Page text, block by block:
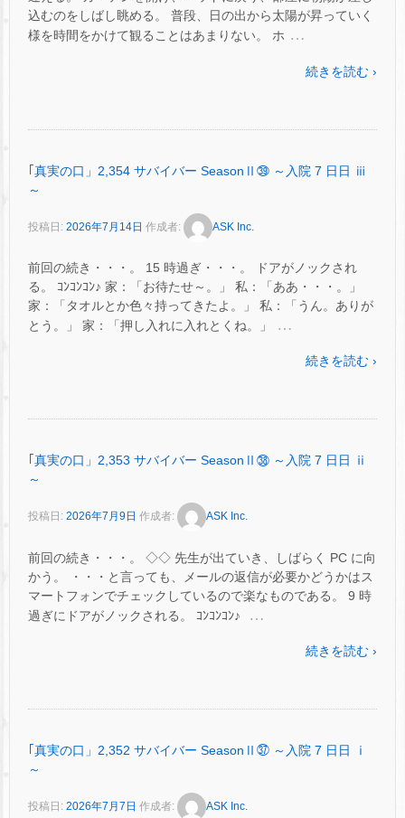
込むのをしばし眺める。 普段、日の出から太陽が昇っていく
様を時間をかけて観ることはあまりない。 ホ …
続きを読む ›
｢真実の口」2,354 サバイバー SeasonⅡ㊴ ～入院 7 日日 ⅲ
～
投稿日: 2026年7月14日 作成者: ASK Inc.
前回の続き・・・。 15 時過ぎ・・・。 ドアがノックされ
る。 ｺﾝｺﾝｺﾝ♪ 家：「お待たせ～。」 私：「ああ・・・。」
家：「タオルとか色々持ってきたよ。」 私：「うん。ありが
とう。」 家：「押し入れに入れとくね。」
…
続きを読む ›
｢真実の口」2,353 サバイバー SeasonⅡ㊳ ～入院 7 日日 ⅱ
～
投稿日: 2026年7月9日 作成者: ASK Inc.
前回の続き・・・。 ◇◇ 先生が出ていき、しばらく PC に向
かう。 ・・・と言っても、メールの返信が必要かどうかはス
マートフォンでチェックしているので楽なものである。 9 時
過ぎにドアがノックされる。 ｺﾝｺﾝｺﾝ♪
…
続きを読む ›
｢真実の口」2,352 サバイバー SeasonⅡ㊲ ～入院 7 日日 ⅰ
～
投稿日: 2026年7月7日 作成者: ASK Inc.